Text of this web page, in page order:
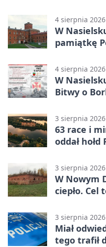
4 sierpnia 2026
W
pamiątkę
4 sierpnia 2026
W
Bitwy o
3 sierpnia 2026
63 race i
oddał
3 sierpnia 2026
W Nowym
ciepło.
3 sierpnia 2026
Miał
tego trafił